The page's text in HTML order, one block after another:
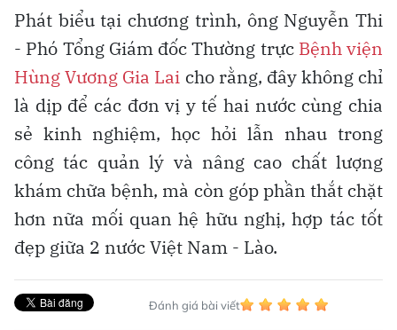
Phát biểu tại chương trình, ông Nguyễn Thi
- Phó Tổng Giám đốc Thường trực Bệnh viện
Hùng Vương Gia Lai cho rằng, đây không chỉ
là dịp để các đơn vị y tế hai nước cùng chia
sẻ kinh nghiệm, học hỏi lẫn nhau trong
công tác quản lý và nâng cao chất lượng
khám chữa bệnh, mà còn góp phần thắt chặt
hơn nữa mối quan hệ hữu nghị, hợp tác tốt
đẹp giữa 2 nước Việt Nam - Lào.
Đánh giá bài viết